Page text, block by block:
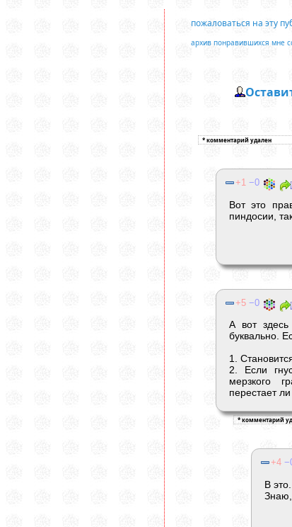
пожаловаться на эту
архив понравившихся мне
1 0
Вот это
пиндосии,
5 0
А вот здесь
буквально.
1.
2. Если
мерзкого
перестает
4
В
Знаю,